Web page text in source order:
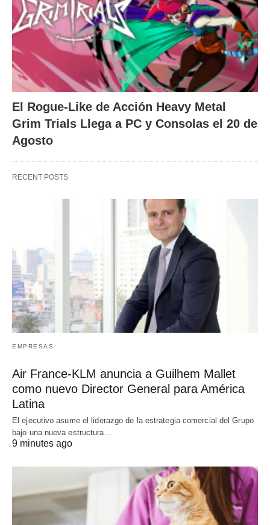
El Rogue-Like de Acción Heavy Metal
Grim Trials Llega a PC y Consolas el 20 de
Agosto
RECENT POSTS
EMPRESAS
Air France-KLM anuncia a Guilhem Mallet
como nuevo Director General para América
Latina
El ejecutivo asume el liderazgo de la estrategia comercial del Grupo
bajo una nueva estructura…
9 minutes ago